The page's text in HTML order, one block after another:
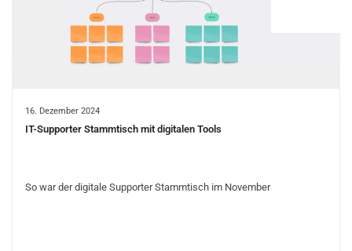
16. Dezember 2024
IT-Supporter Stammtisch mit digitalen Tools
So war der digitale Supporter Stammtisch im November